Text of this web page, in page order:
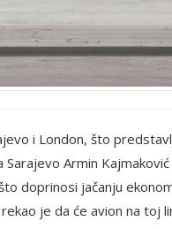
i London, što
Armin
doprinosi jačanju
je da će avion na toj